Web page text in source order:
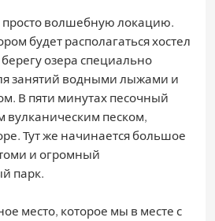
волшебную локацию.
будет располагаться хостел
озера специально
занятий водными лыжами и
В пяти минутах песочный
вулканическим песком,
Тут же начинается большое
и огромный
парк.
место, которое мы в месте с